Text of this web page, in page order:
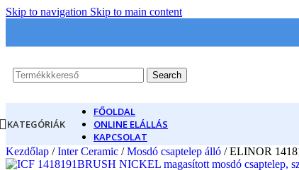
Skip to navigation Skip to main content
Search
KATEGÓRIÁK
FŐOLDAL
ONLINE ELÁLLÁS
KAPCSOLAT
Kezdőlap / Inter Ceramic / Mosdó csaptelep álló / ELINOR